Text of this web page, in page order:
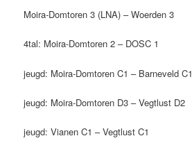
Moira-Domtoren 3 (LNA) – Woerden 3
4tal: Moira-Domtoren 2 – DOSC 1
jeugd: Moira-Domtoren C1 – Barneveld C1
jeugd: Moira-Domtoren D3 – Vegtlust D2
jeugd: Vianen C1 – Vegtlust C1